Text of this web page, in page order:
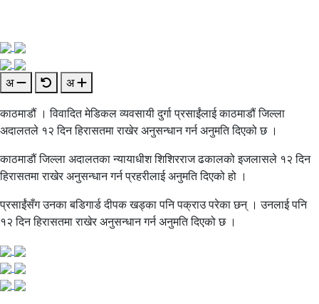
अ
अ
काठमाडौं । विवादित मेडिकल व्यवसायी दुर्गा प्रसाईंलाई काठमाडौं जिल्ला
अदालतले १२ दिन हिरासतमा राखेर अनुसन्धान गर्न अनुमति दिएको छ ।
काठमाडौं जिल्ला अदालतका न्यायाधीश शिशिरराज ढकालको इजलासले १२ दिन
हिरासतमा राखेर अनुसन्धान गर्न प्रहरीलाई अनुमति दिएको हो ।
प्रसाईंसँग उनका बडिगार्ड दीपक खड्का पनि पक्राउ परेका छन् । उनलाई पनि
१२ दिन हिरासतमा राखेर अनुसन्धान गर्न अनुमति दिएको छ ।